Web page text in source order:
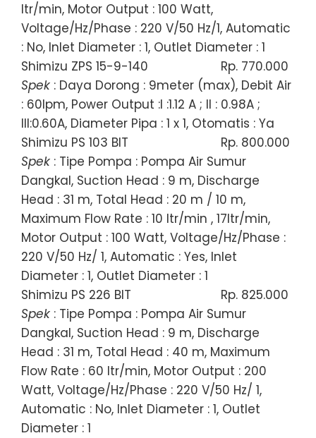
ltr/min, Motor Output : 100 Watt,
Voltage/Hz/Phase : 220 V/50 Hz/1, Automatic
: No, Inlet Diameter : 1, Outlet Diameter : 1
Shimizu ZPS 15-9-140
Rp. 770.000
Spek : Daya Dorong : 9meter (max), Debit Air
: 60lpm, Power Output :I :1.12 A ; II : 0.98A ;
III:0.60A, Diameter Pipa : 1 x 1, Otomatis : Ya
Shimizu PS 103 BIT
Rp. 800.000
Spek : Tipe Pompa : Pompa Air Sumur
Dangkal, Suction Head : 9 m, Discharge
Head : 31 m, Total Head : 20 m / 10 m,
Maximum Flow Rate : 10 ltr/min , 17ltr/min,
Motor Output : 100 Watt, Voltage/Hz/Phase :
220 V/50 Hz/ 1, Automatic : Yes, Inlet
Diameter : 1, Outlet Diameter : 1
Shimizu PS 226 BIT
Rp. 825.000
Spek : Tipe Pompa : Pompa Air Sumur
Dangkal, Suction Head : 9 m, Discharge
Head : 31 m, Total Head : 40 m, Maximum
Flow Rate : 60 ltr/min, Motor Output : 200
Watt, Voltage/Hz/Phase : 220 V/50 Hz/ 1,
Automatic : No, Inlet Diameter : 1, Outlet
Diameter : 1